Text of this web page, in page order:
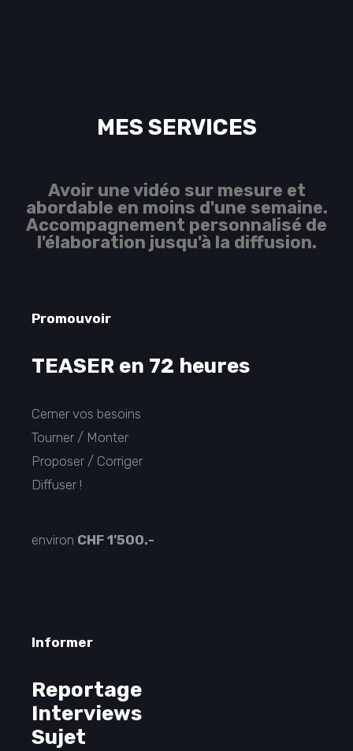
MES SERVICES
Avoir une vidéo sur mesure et
abordable en moins d'une semaine.
Accompagnement personnalisé de
l'élaboration jusqu'à la diffusion.
Promouvoir
TEASER en 72 heures
Cerner vos besoins
Tourner / Monter
Proposer / Corriger
Diffuser !
environ CHF 1’500.-
Informer
Reportage
Interviews
Sujet